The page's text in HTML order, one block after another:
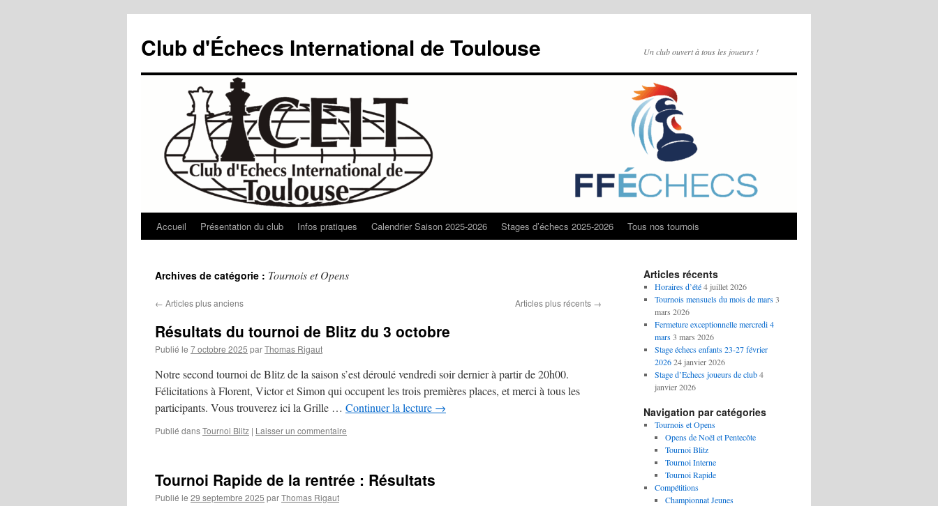
contenu
Club d'Échecs International de Toulouse Un club ouvert à tous les joueurs !
Accueil Présentation du club Infos pratiques Calendrier Saison 2025-2026 Stages d’échecs 2025-2026 Tous nos tournois
Archives de catégorie : Tournois et Opens
← Articles plus anciens Articles plus récents →
Résultats du tournoi de Blitz du 3 octobre
Publié le 7 octobre 2025 parThomas Rigaut
Notre second tournoi de Blitz de la saison s’est déroulé vendredi soir dernier à partir de 20h00.
Félicitations à Florent, Victor et Simon qui occupent les trois premières places, et merci à tous les
participants. Vous trouverez ici la Grille … Continuer la lecture →
Publié dansTournoi Blitz | Laisser un commentaire
Tournoi Rapide de la rentrée : Résultats
Publié le 29 septembre 2025 parThomas Rigaut
Articles récents
Horaires d’été 4 juillet 2026
Tournois mensuels du mois de mars 3
mars 2026
Fermeture exceptionnelle mercredi 4
mars 3 mars 2026
Stage échecs enfants 23-27 février
2026 24 janvier 2026
Stage d’Echecs joueurs de club 4
janvier 2026
Navigation par catégories
Tournois et Opens
Opens de Noël et Pentecôte
Tournoi Blitz
Tournoi Interne
Tournoi Rapide
Compétitions
Championnat Jeunes